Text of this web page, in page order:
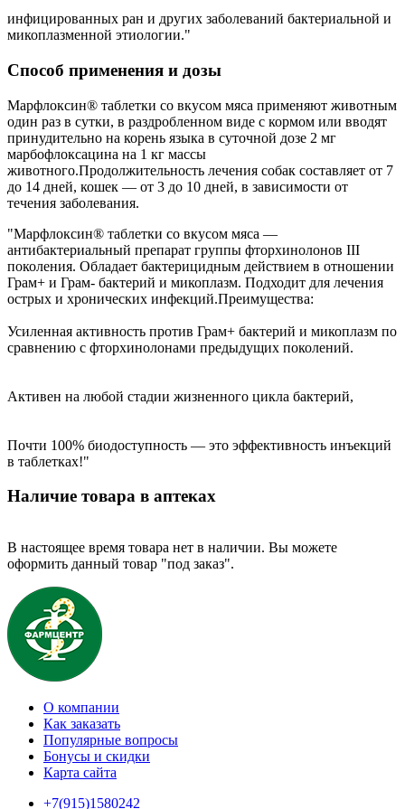
инфицированных ран и других заболеваний бактериальной и
микоплазменной этиологии."
Способ применения и дозы
Марфлоксин® таблетки со вкусом мяса применяют животным
один раз в сутки, в раздробленном виде с кормом или вводят
принудительно на корень языка в суточной дозе 2 мг
марбофлоксацина на 1 кг массы
животного.Продолжительность лечения собак составляет от 7
до 14 дней, кошек — от 3 до 10 дней, в зависимости от
течения заболевания.
"Марфлоксин® таблетки со вкусом мяса —
антибактериальный препарат группы фторхинолонов III
поколения. Обладает бактерицидным действием в отношении
Грам+ и Грам- бактерий и микоплазм. Подходит для лечения
острых и хронических инфекций.Преимущества:
Усиленная активность против Грам+ бактерий и микоплазм по
сравнению с фторхинолонами предыдущих поколений.
Активен на любой стадии жизненного цикла бактерий,
Почти 100% биодоступность — это эффективность инъекций
в таблетках!"
Наличие товара в аптеках
В настоящее время товара нет в наличии. Вы можете
оформить данный товар "под заказ".
О компании
Как заказать
Популярные вопросы
Бонусы и скидки
Карта сайта
+7(915)1580242